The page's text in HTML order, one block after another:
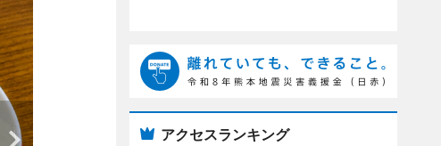
アクセスランキング